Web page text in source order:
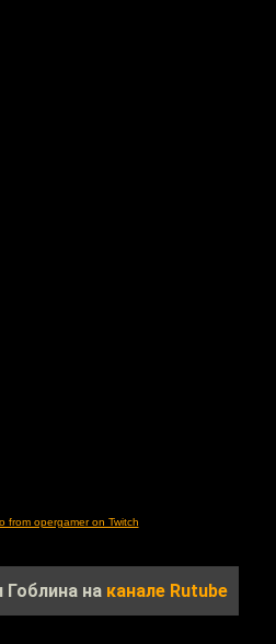
from opergamer on Twitch
на канале Rutube